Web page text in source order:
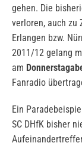
gehen. Die
verloren, auch zu
Erlangen bzw.
2011/12 gelang
am
Fanradio
Ein
SC DHfK bisher